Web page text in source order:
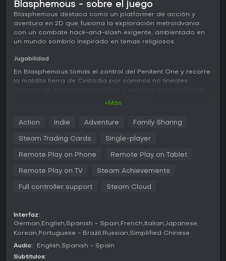
Blasphemous - sobre el juego
Blasphemous destaca como un platformer de acción y
aventura en 2D que fusiona la exploración metroidvania
con un combate hack-and-slash exigente, ambientado en
un mundo sombrío inspirado en temas religiosos.
Jugabilidad
En Blasphemous tomas el control del Penitent One y recorre
la maldita tierra de Cvstodia por caminos no lineales
brutal, con animaciones que muestran desmembramientos
detallados.
La exploración invita a regresar sobre tus pasos al
corazones de espada que otorgan habilidades como
permiten personalizar tu build para adaptarte a retos
atormentados cuyas historias brindan recompensas y
revelan más sobre la lore.
Modos de juego
Blasphemous se centra en una campaña para un solo
+Más
Action Indie Adventure Family Sharing
Steam Trading Cards Single-player
Remote Play on Phone Remote Play on Tablet
Remote Play on TV Steam Achievements
Full controller support Steam Cloud
Interfaz:
German English Spanish - Spain French Italian Japanese
Korean Portuguese - Brazil Russian Simplified Chinese
Audio: English Spanish - Spain
Subtítulos: